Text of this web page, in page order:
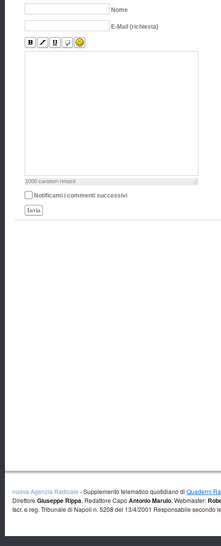
Nome
E-Mail (richiesta)
1000 caratteri rimasti
Notificami i commenti successivi
Invia
nuova Agenzia Radicale - Supplemento telematico quotidiano di Quaderni
Direttore Giuseppe Rippa, Redattore Capo Antonio Marulo, Webmaster:
Iscr. e reg. Tribunale di Napoli n. 5208 del 13/4/2001 Responsabile secondo